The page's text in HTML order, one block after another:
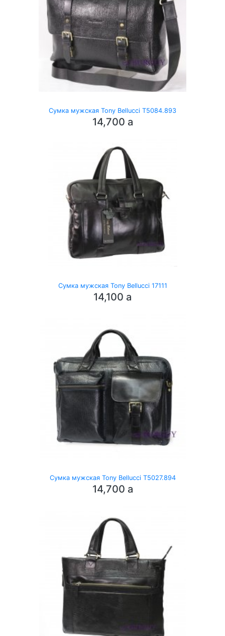
Сумка мужская Tony Bellucci T5084.893
14,700 a
Сумка мужская Tony Bellucci 17111
14,100 a
Сумка мужская Tony Bellucci T5027.894
14,700 a